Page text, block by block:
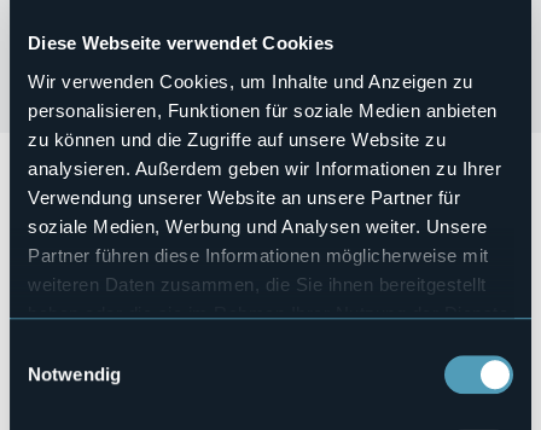
Diese Webseite verwendet Cookies
Wir verwenden Cookies, um Inhalte und Anzeigen zu
personalisieren, Funktionen für soziale Medien anbieten
zu können und die Zugriffe auf unsere Website zu
analysieren. Außerdem geben wir Informationen zu Ihrer
Verwendung unserer Website an unsere Partner für
soziale Medien, Werbung und Analysen weiter. Unsere
Partner führen diese Informationen möglicherweise mit
weiteren Daten zusammen, die Sie ihnen bereitgestellt
haben oder die sie im Rahmen Ihrer Nutzung der Dienste
Notwendig
47a Stagione 2026 “Quarna un paese per la musica”
Domenica 07 giugno alle ore 17.00
il Concerto d’Apertura del 120° dalla Fondazione Corpo
Musicale "Egidio RAMPONE" di Quarna "Ricordando
Verdi"
Ingresso a offerta libera
Quarna Musica